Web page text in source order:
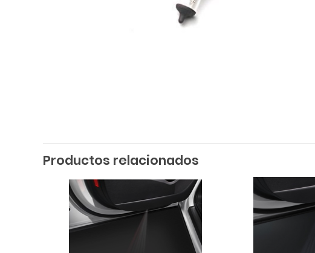
Productos relacionados